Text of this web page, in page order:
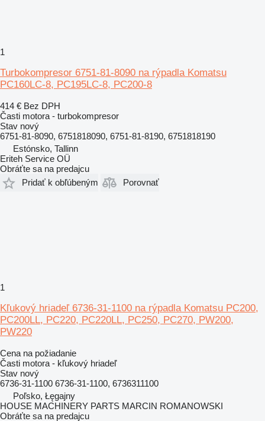
1
Turbokompresor 6751-81-8090 na rýpadla Komatsu
PC160LC-8, PC195LC-8, PC200-8
414 € Bez DPH
Časti motora - turbokompresor
Stav nový
6751-81-8090, 6751818090, 6751-81-8190, 6751818190
Estónsko, Tallinn
Eriteh Service OÜ
Obráťte sa na predajcu
Pridať k obľúbeným
Porovnať
1
Kľukový hriadeľ 6736-31-1100 na rýpadla Komatsu PC200,
PC200LL, PC220, PC220LL, PC250, PC270, PW200,
PW220
Cena na požiadanie
Časti motora - kľukový hriadeľ
Stav nový
6736-31-1100 6736-31-1100, 6736311100
Poľsko, Łęgajny
HOUSE MACHINERY PARTS MARCIN ROMANOWSKI
Obráťte sa na predajcu